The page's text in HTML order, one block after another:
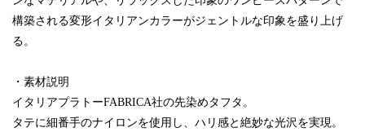
構築される変形イタリアンカラーがジェントルな印象を盛り上げ
る。
・素材説明
イタリアプラトーFABRICA社の先染めタフタ。
タテに細番手のナイロンを使用し、ハリ感と絶妙な光沢を実現。